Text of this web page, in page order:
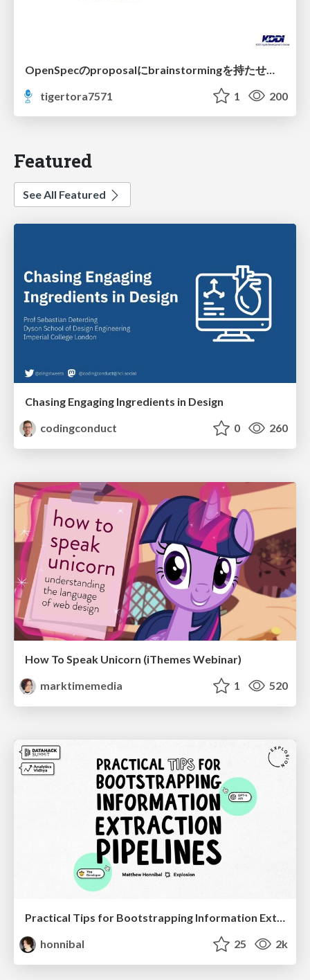
tigertora7571
1 200
Featured
See All Featured
Chasing Engaging Ingredients in Design
codingconduct
0 260
How To Speak Unicorn (iThemes Webinar)
marktimemedia
1 520
honnibal
25 2k